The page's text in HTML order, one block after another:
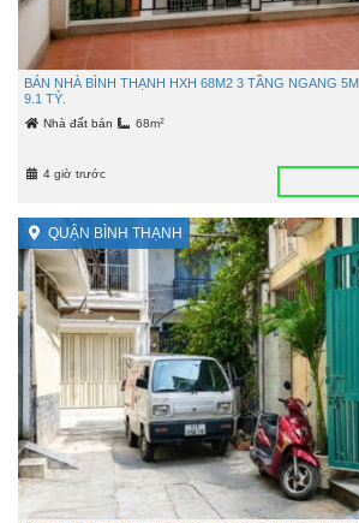
BÁN NHÀ BÌNH THẠNH HXH 68M2 3 TẦNG NGANG
9.1 TỶ.
Nhà đất bán 68m2
4 giờ trước
QUẬN BÌNH THẠNH